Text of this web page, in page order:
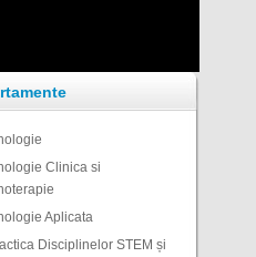
Clinica si
Aplicata
Disciplinelor STEM și